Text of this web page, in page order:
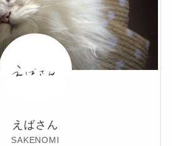
えばさん
SAKENOMI